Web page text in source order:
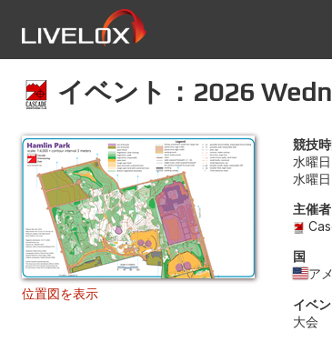
イベント：2026
位置図を表示
競技
水曜
水曜
主催者
国
ア
イベ
大会